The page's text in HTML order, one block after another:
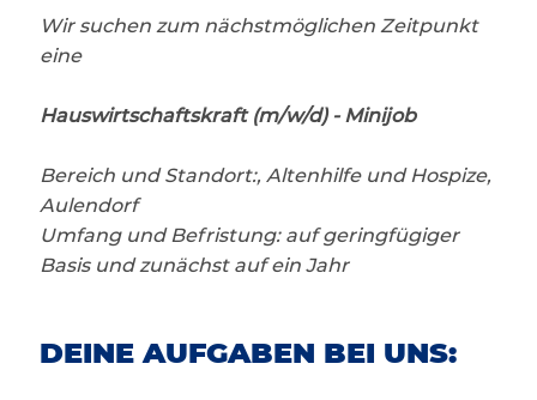
Wir suchen zum nächstmöglichen Zeitpunkt
eine
Hauswirtschaftskraft (m/w/d) - Minijob
Bereich und Standort:, Altenhilfe und Hospize,
Aulendorf
Umfang und Befristung: auf geringfügiger
Basis und zunächst auf ein Jahr
DEINE AUFGABEN BEI UNS: